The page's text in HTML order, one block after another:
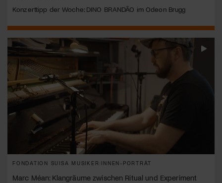
Konzerttipp der Woche: DINO BRANDÃO im Odeon Brugg
FONDATION SUISA MUSIKER:INNEN-PORTRÄT
Marc Méan: Klangräume zwischen Ritual und Experiment